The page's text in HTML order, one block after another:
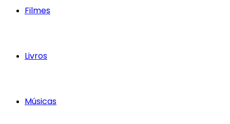
Filmes
Livros
Músicas